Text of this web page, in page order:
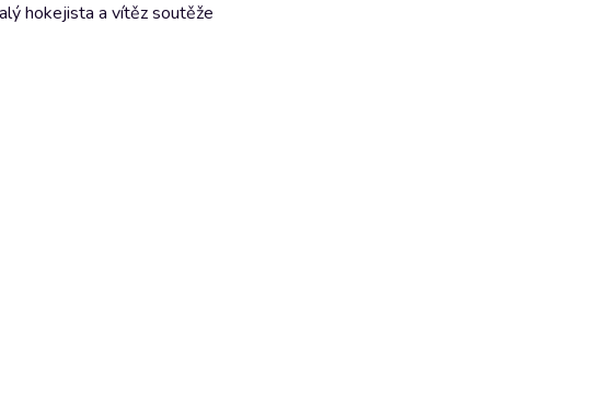
hokejista a vítěz soutěže